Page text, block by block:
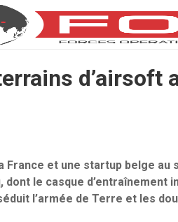
d’airsoft
et une startup belge au
le casque d’entraînement
l’armée de Terre et les